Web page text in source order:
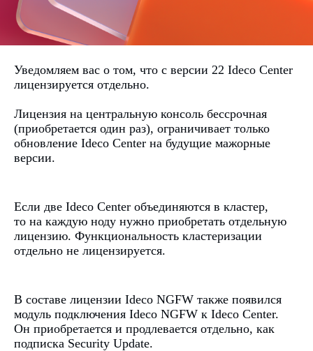
Уведомляем вас о том, что с версии 22 Ideco Center
лицензируется отдельно.
Лицензия на центральную консоль бессрочная
(приобретается один раз), ограничивает только
обновление Ideco Center на будущие мажорные
версии.
Если две Ideco Center объединяются в кластер,
то на каждую ноду нужно приобретать отдельную
лицензию. Функциональность кластеризации
отдельно не лицензируется.
В составе лицензии Ideco NGFW также появился
модуль подключения Ideco NGFW к Ideco Center.
Он приобретается и продлевается отдельно, как
подписка Security Update.